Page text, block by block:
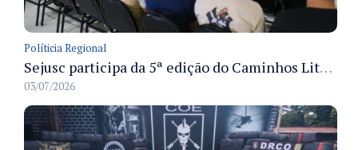
Políticia Regional
Sejusc participa da 5ª edição do Caminhos Literários com foco na cultura hip-hop nas unidades socioeducativas
03/07/2026